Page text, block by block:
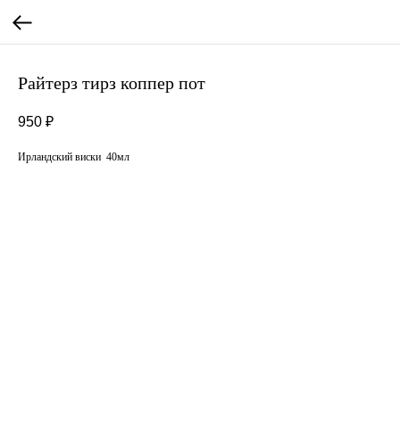
Райтерз тирз коппер пот
950 ₽
Ирландский виски 40мл